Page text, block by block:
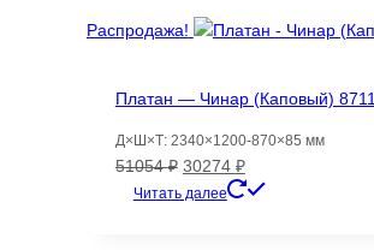
6409 ₽.
Распродажа!
Платан — Чинар (Каповый) 8711
Д×Ш×Т: 2340×1200-870×85 мм
51054₽ Первоначальная
цена
30274 ₽Текущая
цена:
Читать далее